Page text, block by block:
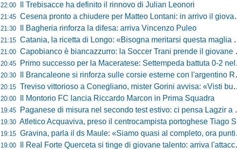
22:00 Il Trebisacce ha definito il rinnovo di Julian Leonori
21:45 Cesena pronto a chiudere per Matteo Lontani: in arrivo il giovane talento dello Spezia
21:30 Il Bagheria rinforza la difesa: arriva Vincenzo Puleo
21:15 Catania, la ricetta di Longo: «Bisogna meritarsi questa maglia ogni singolo giorno»
21:00 Capobianco è biancazzurro: la Soccer Trani prende il giovane attaccante ex Monopoli
20:45 Primo successo per la Maceratese: Settempeda battuta 0-2 nella ripresa
20:30 Il Brancaleone si rinforza sulle corsie esterne con l'argentino Rotela
20:15 Treviso vittorioso a Conegliano, mister Gorini avvisa: «Visti buoni spunti, ma c'è ancora tanto da lavorare»
20:00 Il Montorio FC lancia Riccardo Marcon in Prima Squadra
19:45 Paganese di misura nel secondo test estivo: ci pensa Lagzir a piegare l'Equipe Campania
19:30 Atletico Acquaviva, preso il centrocampista portoghese Tiago Santos
19:15 Gravina, parla il ds Maule: «Siamo quasi al completo, ora puntiamo sugli esterni d'attacco»
19:00 Il Real Forte Querceta si tinge di giovane talento: arriva l'attaccante Lucchesi